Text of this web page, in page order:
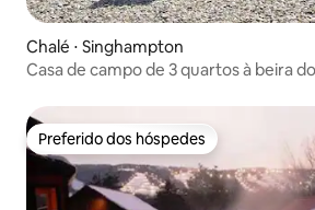
Chalé ⋅ Singhampton
Casa de campo de 3 quartos à beira
Preferido dos hóspedes
Preferido dos hóspedes